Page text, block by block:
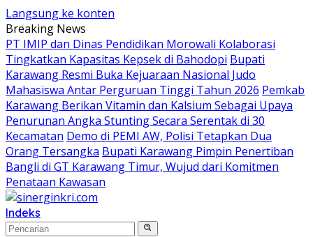
Langsung ke konten
Breaking News
PT IMIP dan Dinas Pendidikan Morowali Kolaborasi
Tingkatkan Kapasitas Kepsek di Bahodopi Bupati
Karawang Resmi Buka Kejuaraan Nasional Judo
Mahasiswa Antar Perguruan Tinggi Tahun 2026 Pemkab
Karawang Berikan Vitamin dan Kalsium Sebagai Upaya
Penurunan Angka Stunting Secara Serentak di 30
Kecamatan Demo di PEMI AW, Polisi Tetapkan Dua
Orang Tersangka Bupati Karawang Pimpin Penertiban
Bangli di GT Karawang Timur, Wujud dari Komitmen
Penataan Kawasan
Indeks